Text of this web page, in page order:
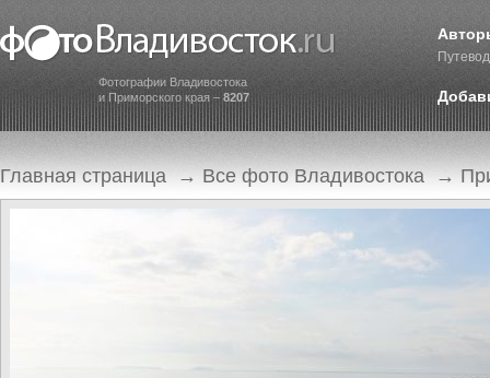
Фотографии Владивостока
и Приморского края – 8207
Главная страница → Все фото Владивостока →